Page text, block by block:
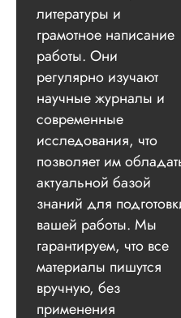
литературы и
грамотное написание
работы. Они
регулярно изучают
научные журналы и
современные
исследования, что
позволяет им
актуальной базой
знаний для
вашей работы. Мы
гарантируем, что все
материалы пишутся
вручную, без
применения